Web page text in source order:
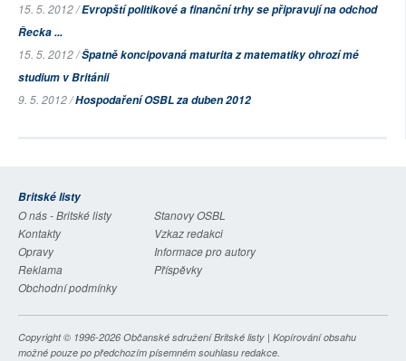
15. 5. 2012 /Evropští politikové a finanční trhy se připravují na odchod
Řecka ...
15. 5. 2012 /Špatně koncipovaná maturita z matematiky ohrozí mé
studium v Británii
9. 5. 2012 /Hospodaření OSBL za duben 2012
Britské listy
O nás - Britské listy
Stanovy OSBL
Kontakty
Vzkaz redakci
Opravy
Informace pro autory
Reklama
Příspěvky
Obchodní podmínky
Copyright © 1996-2026 Občanské sdružení Britské listy | Kopírování obsahu
možné pouze po předchozím písemném souhlasu redakce.